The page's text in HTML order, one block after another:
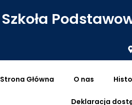
Szkoła
Strona Główna O nas
Deklaracja